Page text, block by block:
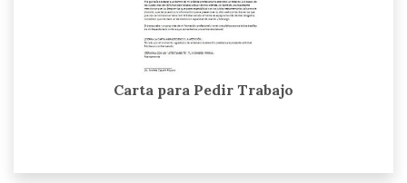
Carta para Pedir Trabajo